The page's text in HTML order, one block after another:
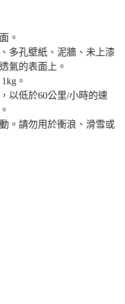
。
多孔壁紙、泥牆、未上漆
氣的表面上。
。
以低於60公里/小時的速
。請勿用於衝浪、滑雪或